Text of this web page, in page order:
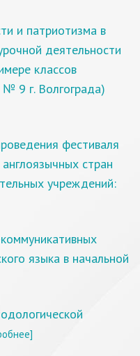
и патриотизма в
деятельности
классов
9 г. Волгограда)
фестиваля
стран
учреждений:
языка в начальной